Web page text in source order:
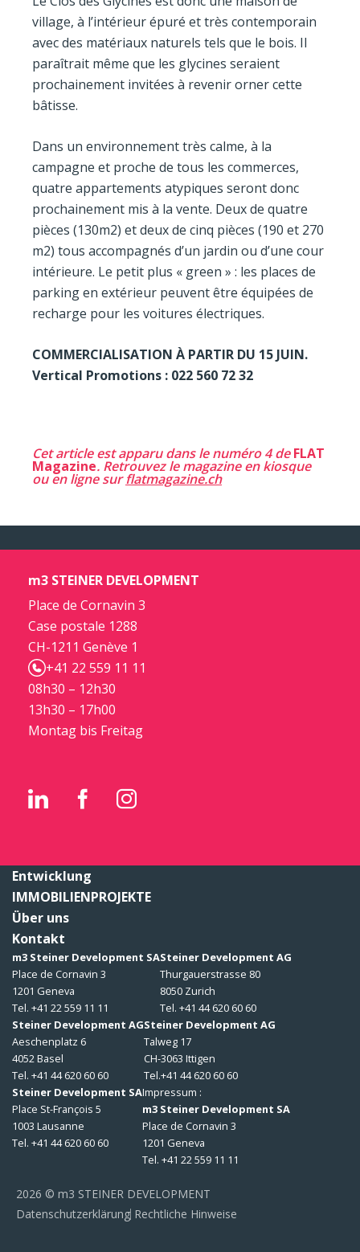
village, à l’intérieur épuré et très contemporain
avec des matériaux naturels tels que le bois. Il
paraîtrait même que les glycines seraient
prochainement invitées à revenir orner cette
bâtisse.
Dans un environnement très calme, à la
campagne et proche de tous les commerces,
quatre appartements atypiques seront donc
prochainement mis à la vente. Deux de quatre
pièces (130m2) et deux de cinq pièces (190 et 270
m2) tous accompagnés d’un jardin ou d’une cour
intérieure. Le petit plus « green » : les places de
parking en extérieur peuvent être équipées de
recharge pour les voitures électriques.
COMMERCIALISATION À PARTIR DU 15 JUIN.
Vertical Promotions : 022 560 72 32
Cet article est apparu dans le numéro 4 deFLAT
Magazine. Retrouvez le magazine en kiosque
ou en ligne surflatmagazine.ch
m3 STEINER DEVELOPMENT
Place de Cornavin 3
Case postale 1288
CH-1211 Genève 1
+41 22 559 11 11
08h30 – 12h30
13h30 – 17h00
Montag bis Freitag
Entwicklung
IMMOBILIENPROJEKTE
Über uns
Kontakt
m3 Steiner Development SA
Place de Cornavin 3
1201 Geneva
Tel. +41 22 559 11 11
Steiner Development AG
Thurgauerstrasse 80
8050 Zurich
Tel. +41 44 620 60 60
Steiner Development AG
Aeschenplatz 6
4052 Basel
Tel. +41 44 620 60 60
Steiner Development AG
Talweg 17
CH-3063 Ittigen
Tel.+41 44 620 60 60
Steiner Development SA
Place St-François 5
1003 Lausanne
Tel. +41 44 620 60 60
Impressum :
m3 Steiner Development SA
Place de Cornavin 3
1201 Geneva
Tel. +41 22 559 11 11
2026 © m3 STEINER DEVELOPMENT
Datenschutzerklärung Rechtliche Hinweise